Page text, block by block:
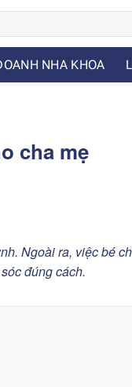
NHA KHOA
cha mẹ
Ngoài ra, việc bé
đúng cách.